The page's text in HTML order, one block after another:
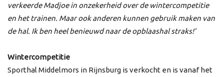
verkeerde Madjoe in onzekerheid over de wintercompetitie
en het trainen. Maar ook anderen kunnen gebruik maken van
de hal. Ik ben heel benieuwd naar de opblaashal straks!’
Wintercompetitie
Sporthal Middelmors in Rijnsburg is verkocht en is vanaf het